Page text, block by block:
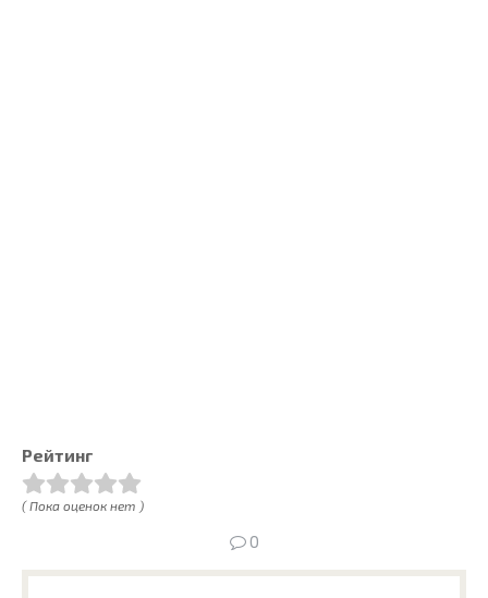
Рейтинг
( Пока оценок нет )
0